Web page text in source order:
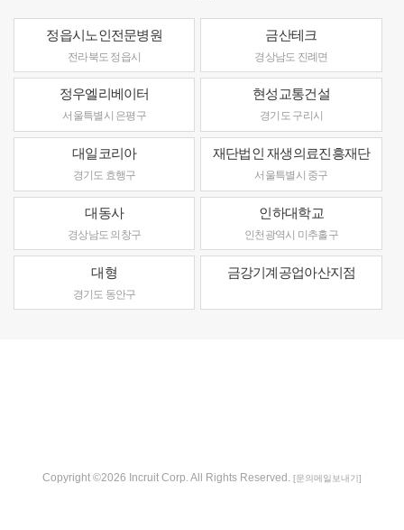
정읍시노인전문병원
전라북도 정읍시
금산테크
경상남도 진례면
정우엘리베이터
서울특별시 은평구
현성교통건설
경기도 구리시
대일코리아
경기도 효행구
재단법인 재생의료진흥재단
서울특별시 중구
대동사
경상남도 의창구
인하대학교
인천광역시 미추홀구
대형
경기도 동안구
금강기계공업아산지점
Copyright ©2026 Incruit Corp. All Rights Reserved. [문의메일보내기]